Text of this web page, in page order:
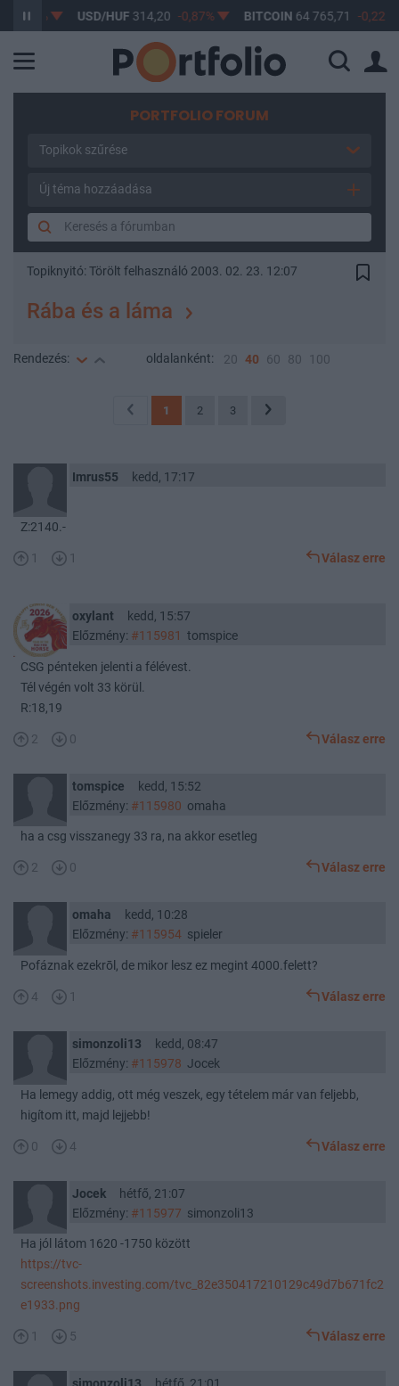
USD/HUF314,20 -0,87% BITCOIN 64 765,71 -0,22%
PORTFOLIO FORUM
Topikok szűrése
Új téma hozzáadása
Topiknyitó: Törölt felhasználó 2003. 02. 23. 12:07
Rába és a láma
Rendezés: oldalanként: 20 40 60 80 100
1 2 3
Imrus55 kedd, 17:17
Z:2140.-
1 1 Válasz erre
oxylant
kedd, 15:57
Előzmény: #115981 tomspice
CSG pénteken jelenti a félévest.
Tél végén volt 33 körül.
R:18,19
2 0 Válasz erre
tomspice
kedd, 15:52
Előzmény: #115980 omaha
ha a csg visszanegy 33 ra, na akkor esetleg
2 0 Válasz erre
omaha
kedd, 10:28
Előzmény: #115954spieler
Pofáznak ezekrōl, de mikor lesz ez megint 4000.felett?
4 1 Válasz erre
simonzoli13
kedd, 08:47
Előzmény: #115978 Jocek
Ha lemegy addig, ott még veszek, egy tételem már van feljebb,
higítom itt, majd lejjebb!
0 4 Válasz erre
Jocek
hétfő, 21:07
Előzmény: #115977 simonzoli13
Ha jól látom 1620 -1750 között
https://tvc-
screenshots.investing.com/tvc_82e350417210129c49d7b671fc2
e1933.png
1 5 Válasz erre